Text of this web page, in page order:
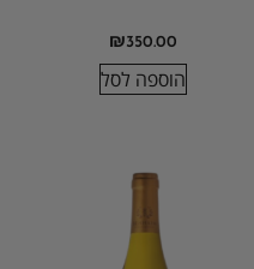
₪350.00
הוספה לסל